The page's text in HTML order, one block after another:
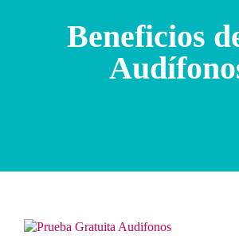
Tienda
Contacto
Beneficios
Ver